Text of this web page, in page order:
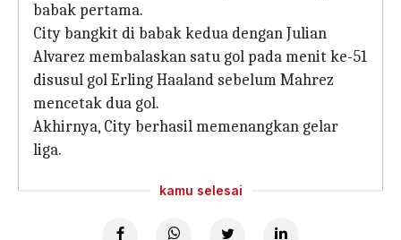
babak pertama.
City bangkit di babak kedua dengan Julian
Alvarez membalaskan satu gol pada menit ke-51
disusul gol Erling Haaland sebelum Mahrez
mencetak dua gol.
Akhirnya, City berhasil memenangkan gelar
liga.
kamu selesai